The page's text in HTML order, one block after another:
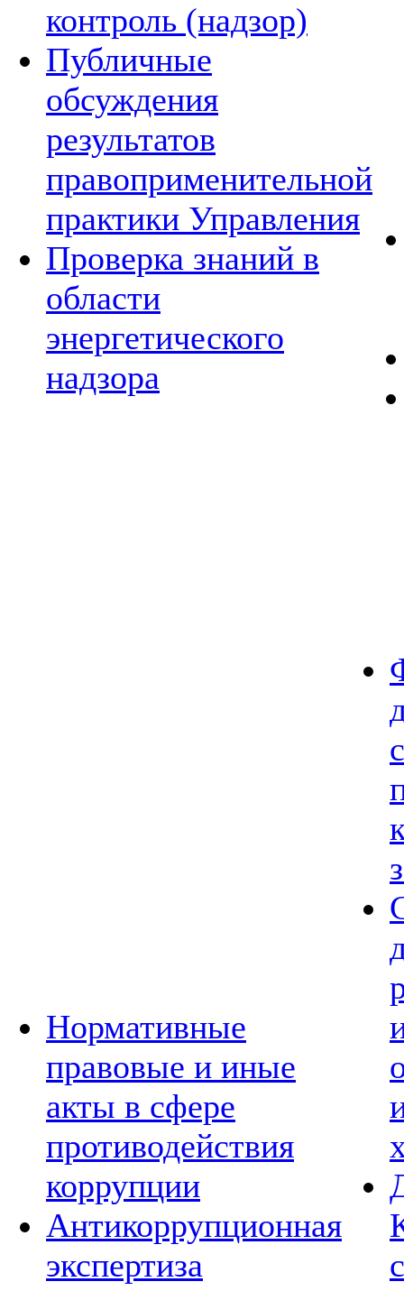
контроль (надзор)
Публичные
обсуждения
результатов
правоприменительной
практики Управления
Проверка знаний в
области
энергетического
надзора
Нормативные
правовые и иные
акты в сфере
противодействия
коррупции
Антикоррупционная
экспертиза